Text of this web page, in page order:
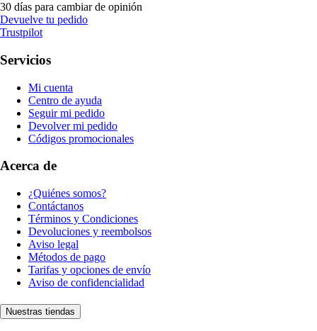
30 días para cambiar de opinión
Devuelve tu pedido
Trustpilot
Servicios
Mi cuenta
Centro de ayuda
Seguir mi pedido
Devolver mi pedido
Códigos promocionales
Acerca de
¿Quiénes somos?
Contáctanos
Términos y Condiciones
Devoluciones y reembolsos
Aviso legal
Métodos de pago
Tarifas y opciones de envío
Aviso de confidencialidad
Nuestras tiendas